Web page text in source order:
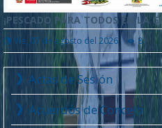
¡PESCADO PARA TODOS EN LA
Vie, 07 de agosto del 2026 8
Actas de Sesión
Acuerdos de Concejo